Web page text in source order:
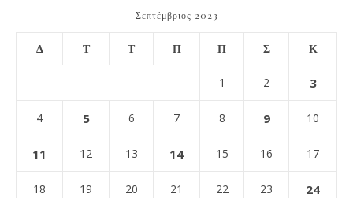
Σεπτέμβριος 2023
Δ Τ Τ Π Π Σ Κ
1 2 3
4 5 6 7 8 9 10
11 12 13 14 15 16 17
18 19 20 21 22 23 24